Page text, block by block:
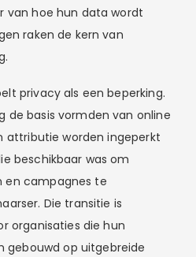
van hoe hun data wordt
raken de kern van
privacy als een beperking.
de basis vormden van online
attributie worden ingeperkt
beschikbaar was om
en campagnes te
Die transitie is
organisaties die hun
gebouwd op uitgebreide